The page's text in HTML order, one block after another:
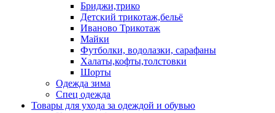
Бриджи,трико
Детский трикотаж,бельё
Иваново Трикотаж
Майки
Футболки, водолазки, сарафаны
Халаты,кофты,толстовки
Шорты
Одежда зима
Спец одежда
Товары для ухода за одеждой и обувью